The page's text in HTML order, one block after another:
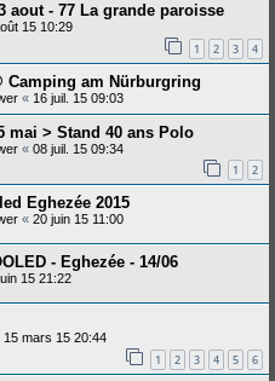
aout - 77 La grande paroisse
15 10:29
1 2 3 4
Camping am Nürburgring
« 16 juil. 15 09:03
mai > Stand 40 ans Polo
« 08 juil. 15 09:34
1 2
Eghezée 2015
« 20 juin 15 11:00
- Eghezée - 14/06
15 21:22
15 mars 15 20:44
1 2 3 4 5 6